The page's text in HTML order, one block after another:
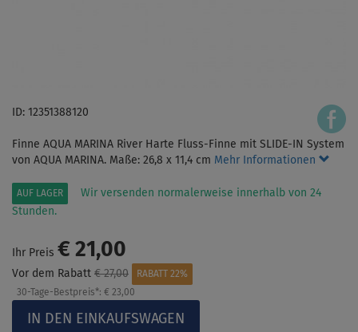
ID: 12351388120
Finne AQUA MARINA River Harte Fluss-Finne mit SLIDE-IN System
von AQUA MARINA. Maße: 26,8 x 11,4 cm Mehr Informationen
AUF LAGER
Wir versenden normalerweise innerhalb von 24
Stunden.
Ihr Preis € 21,00
Vor dem Rabatt € 27,00
RABATT 22%
30-Tage-Bestpreis*: € 23,00